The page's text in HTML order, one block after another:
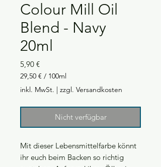
Colour Mill Oil
Blend - Navy
20ml
5,90 €Preis
29,50 € / 100ml
29,50 €
pro
100
inkl. MwSt. | zzgl. Versandkosten
Nicht verfügbar
Mit dieser Lebensmittelfarbe könnt
ihr euch beim Backen so richtig